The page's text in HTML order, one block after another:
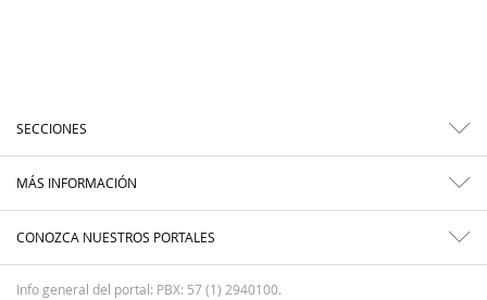
SECCIONES
MÁS INFORMACIÓN
CONOZCA NUESTROS PORTALES
Info general del portal: PBX: 57 (1) 2940100.